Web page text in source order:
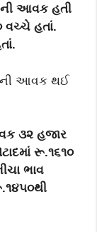
આવક હતી
વચ્ચે હતાં.
આવક થઈ
૩૨ હજાર
રૂ.૧૬૧૦
ભાવ